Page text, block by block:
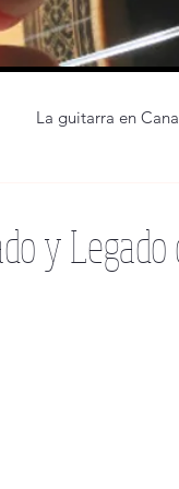
La guitarra en
Repertorio
guitarra
y Legado